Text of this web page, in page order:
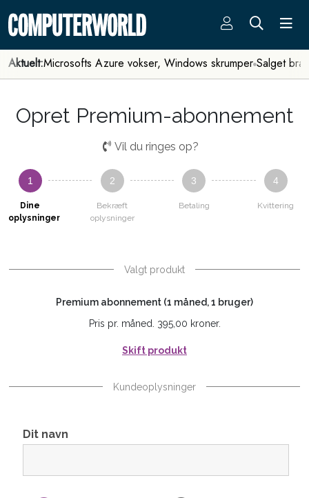
Aktuelt:Microsofts Azure vokser, Windows skrumper Salget
Opret Premium-abonnement
Vil du ringes op?
1
Dine
oplysninger
2
Bekræft
oplysninger
3
Betaling
4
Kvittering
Valgt produkt
Premium abonnement (1 måned, 1 bruger)
Pris pr. måned. 395,00 kroner.
Skift produkt
Kundeoplysninger
Dit navn